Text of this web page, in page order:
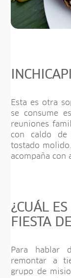
INCHICAPI
Esta es otra
se consume
reuniones
con caldo
tostado
acompaña con
¿CUÁL
FIESTA
Para hablar
remontar a
grupo de